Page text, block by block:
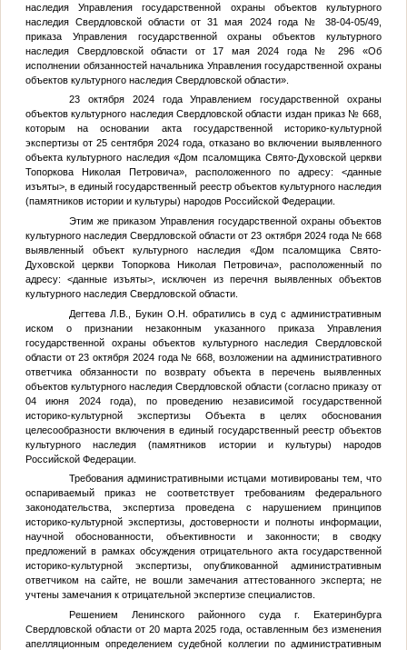
наследия Управления государственной охраны объектов культурного
наследия Свердловской области от 31 мая 2024 года № 38-04-05/49,
приказа Управления государственной охраны объектов культурного
наследия Свердловской области от 17 мая 2024 года № 296 «Об
исполнении обязанностей начальника Управления государственной охраны
объектов культурного наследия Свердловской области».
23 октября 2024 года Управлением государственной охраны
объектов культурного наследия Свердловской области издан приказ № 668,
которым на основании акта государственной историко-культурной
экспертизы от 25 сентября 2024 года, отказано во включении выявленного
объекта культурного наследия «Дом псаломщика Свято-Духовской церкви
Топоркова Николая Петровича», расположенного по адресу:<данные
изъяты>, в единый государственный реестр объектов культурного наследия
(памятников истории и культуры) народов Российской Федерации.
Этим же приказом Управления государственной охраны объектов
культурного наследия Свердловской области от 23 октября 2024 года № 668
выявленный объект культурного наследия «Дом псаломщика Свято-
Духовской церкви Топоркова Николая Петровича», расположенный по
адресу:<данные изъяты> , исключен из перечня выявленных объектов
культурного наследия Свердловской области.
Дегтева Л.В., Букин О.Н. обратились в суд с административным
иском о признании незаконным указанного приказа Управления
государственной охраны объектов культурного наследия Свердловской
области от 23 октября 2024 года № 668, возложении на административного
ответчика обязанности по возврату объекта в перечень выявленных
объектов культурного наследия Свердловской области (согласно приказу от
04 июня 2024 года), по проведению независимой государственной
историко-культурной экспертизы Объекта в целях обоснования
целесообразности включения в единый государственный реестр объектов
культурного наследия (памятников истории и культуры) народов
Российской Федерации.
Требования административными истцами мотивированы тем, что
оспариваемый приказ не соответствует требованиям федерального
законодательства, экспертиза проведена с нарушением принципов
историко-культурной экспертизы, достоверности и полноты информации,
научной обоснованности, объективности и законности; в сводку
предложений в рамках обсуждения отрицательного акта государственной
историко-культурной экспертизы, опубликованной административным
ответчиком на сайте, не вошли замечания аттестованного эксперта; не
учтены замечания к отрицательной экспертизе специалистов.
Решением Ленинского районного суда г. Екатеринбурга
Свердловской области от 20 марта 2025 года, оставленным без изменения
апелляционным определением судебной коллегии по административным